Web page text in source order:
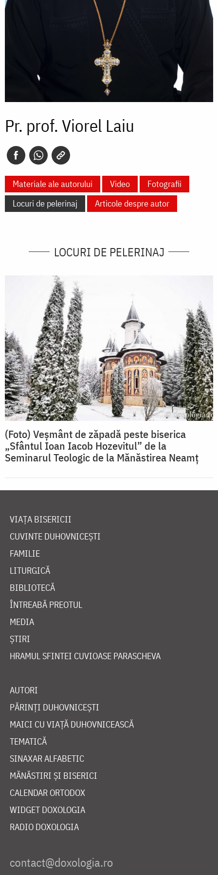
Pr. prof. Viorel Laiu
Materiale ale autorului Video
Fotografii
Locuri de pelerinaj
Articole despre autor
LOCURI DE PELERINAJ
(Foto) Veșmânt de zăpadă peste biserica
„Sfântul Ioan Iacob Hozevitul” de la
Seminarul Teologic de la Mănăstirea Neamț
VIAȚA BISERICII
CUVINTE DUHOVNICEȘTI
FAMILIE
LITURGICĂ
BIBLIOTECĂ
ÎNTREABĂ PREOTUL
MEDIA
ȘTIRI
HRAMUL SFINTEI CUVIOASE PARASCHEVA
AUTORI
PĂRINȚI DUHOVNICEȘTI
MAICI CU VIAȚĂ DUHOVNICEASCĂ
TEMATICĂ
SINAXAR ALFABETIC
MĂNĂSTIRI ȘI BISERICI
CALENDAR ORTODOX
WIDGET DOXOLOGIA
RADIO DOXOLOGIA